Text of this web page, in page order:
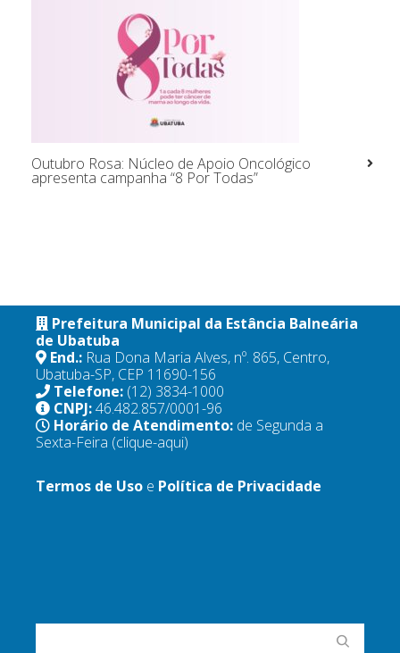
Outubro Rosa: Núcleo de Apoio Oncológico
apresenta campanha “8 Por Todas”
Prefeitura Municipal da Estância Balneária
de Ubatuba
End.: Rua Dona Maria Alves, nº. 865, Centro,
Ubatuba-SP, CEP 11690-156
Telefone: (12) 3834-1000
CNPJ:46.482.857/0001-96
Horário de Atendimento: de Segunda a
Sexta-Feira (clique-aqui)
Termos de Uso e Política de Privacidade